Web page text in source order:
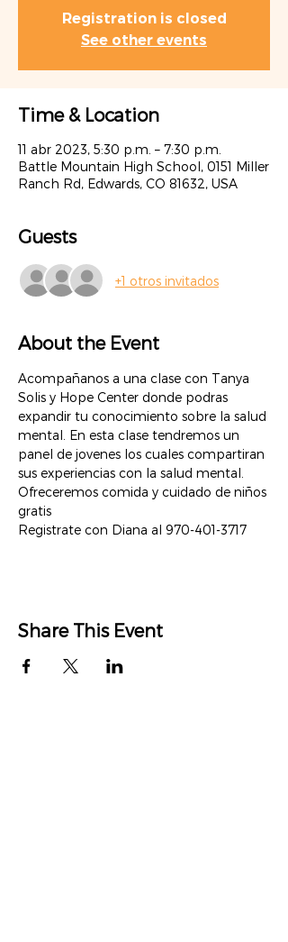
Registration is closed
See other events
Time & Location
11 abr 2023, 5:30 p.m. – 7:30 p.m.
Battle Mountain High School, 0151 Miller
Ranch Rd, Edwards, CO 81632, USA
Guests
+1 otros invitados
About the Event
Acompañanos a una clase con Tanya
Solis y Hope Center donde podras
expandir tu conocimiento sobre la salud
mental. En esta clase tendremos un
panel de jovenes los cuales compartiran
sus experiencias con la salud mental.
Ofreceremos comida y cuidado de niños
gratis
Registrate con Diana al 970-401-3717
Share This Event